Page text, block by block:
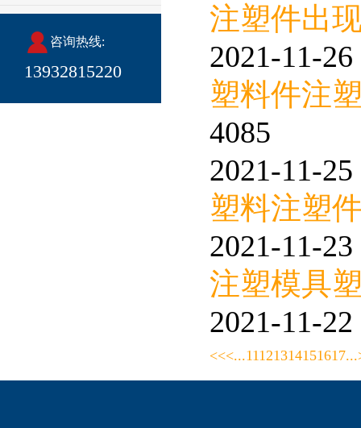
咨询热线:
13932815220
注塑件出
2021-11-
塑料件注
4085
2021-11-
塑料注塑
2021-11-
注塑模具
2021-11-
<<<...11121314151617...